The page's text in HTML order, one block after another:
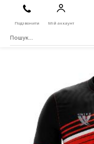
Подзвонити Мій аккаунт